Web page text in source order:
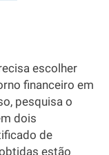
escolher
financeiro em
pesquisa o
dois
de
estão